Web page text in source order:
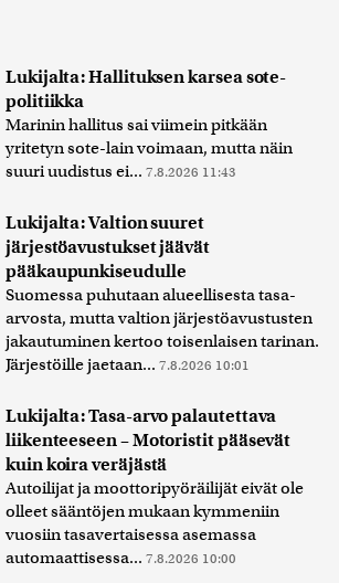
Lukijalta: Hallituksen karsea sote-
politiikka
Marinin hallitus sai viimein pitkään
yritetyn sote-lain voimaan, mutta näin
suuri uudistus ei... 7.8.2026 11:43
Lukijalta: Valtion suuret
järjestöavustukset jäävät
pääkaupunkiseudulle
Suomessa puhutaan alueellisesta tasa-
arvosta, mutta valtion järjestöavustusten
jakautuminen kertoo toisenlaisen tarinan.
Järjestöille jaetaan... 7.8.2026 10:01
Lukijalta: Tasa-arvo palautettava
liikenteeseen – Motoristit pääsevät
kuin koira veräjästä
Autoilijat ja moottoripyöräilijät eivät ole
olleet sääntöjen mukaan kymmeniin
vuosiin tasavertaisessa asemassa
automaattisessa... 7.8.2026 10:00